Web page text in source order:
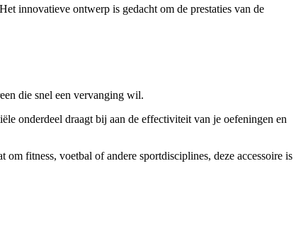
innovatieve ontwerp is gedacht om de prestaties van de
die snel een vervanging wil.
onderdeel draagt bij aan de effectiviteit van je oefeningen en
fitness, voetbal of andere sportdisciplines, deze accessoire is